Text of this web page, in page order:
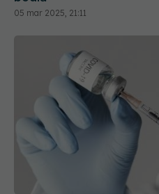
05 mar 2025, 21:11